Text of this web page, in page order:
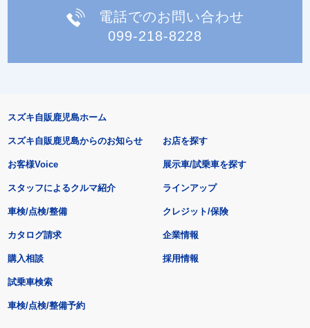
電話でのお問い合わせ
099-218-8228
スズキ自販鹿児島ホーム
スズキ自販鹿児島からのお知らせ
お客様Voice
スタッフによるクルマ紹介
お店を探す
展示車/試乗車を探す
ラインアップ
車検/点検/整備 クレジット/保険
カタログ請求
購入相談
試乗車検索
車検/点検/整備予約
企業情報
採用情報